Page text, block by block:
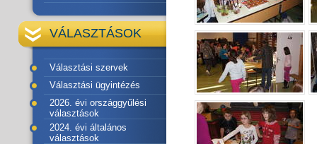
VÁLASZTÁSOK
Választási szervek
Választási ügyintézés
2026. évi országgyűlési
választások
2024. évi általános
választások